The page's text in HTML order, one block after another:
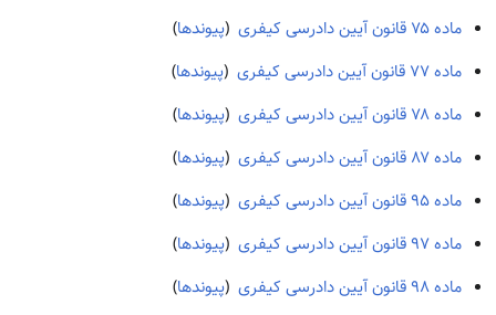
ماده ۷۵ قانون آیین دادرسی کیفری
‏
(پیوندها)
ماده ۷۷ قانون آیین دادرسی کیفری
‏
(پیوندها)
ماده ۷۸ قانون آیین دادرسی کیفری
‏
(پیوندها)
ماده ۸۷ قانون آیین دادرسی کیفری
‏
(پیوندها)
ماده ۹۵ قانون آیین دادرسی کیفری
‏
(پیوندها)
ماده ۹۷ قانون آیین دادرسی کیفری
‏
(پیوندها)
ماده ۹۸ قانون آیین دادرسی کیفری
‏
(پیوندها)